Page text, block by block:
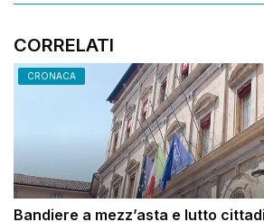
CORRELATI
CRONACA
Bandiere a mezz’asta e lutto